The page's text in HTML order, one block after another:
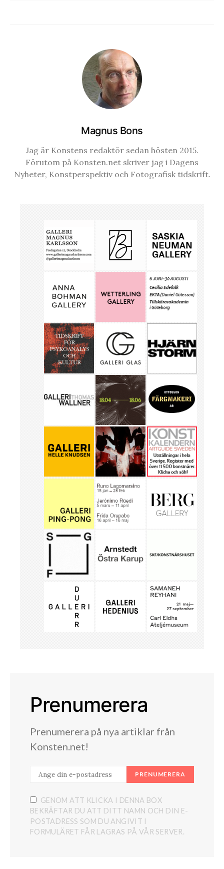
Magnus Bons
Jag är Konstens redaktör sedan hösten 2015.
Förutom på Konsten.net skriver jag i Dagens
Nyheter, Konstperspektiv och Fotografisk tidskrift.
Prenumerera
Prenumerera på nya artiklar från
Konsten.net!
PRENUMERERA
GENOM ATT KLICKA I DENNA BOX
BEKRÄFTAR DU ATT DITT NAMN OCH DIN E-
POSTADRESS SOM DU ANGIVIT I
FORMULÄRET FÅR LAGRAS PÅ VÅR SERVER.